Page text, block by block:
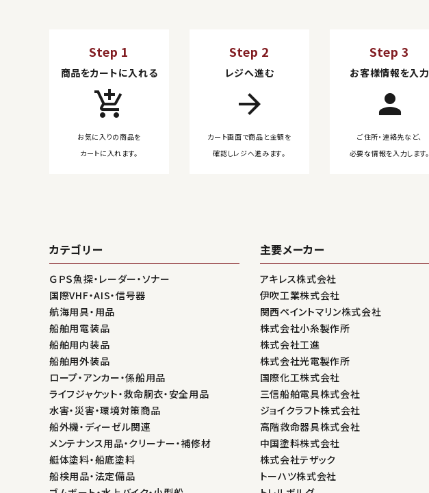
Step 1
商品をカートに入れる
add_shopping_cart
お気に入りの商品を
カートに入れます。
Step 2
レジへ進む
arrow_forward
カート画面で商品と金額を
確認しレジへ進みます。
Step 3
お客様情報を入力
person
ご住所・連絡先など、
必要な情報を入力します。
カテゴリー
ＧＰＳ魚探・レーダー・ソナー
国際VHF・AIS・信号器
航海用具・用品
船舶用電装品
船舶用内装品
船舶用外装品
ロープ・アンカー・係船用品
ライフジャケット・救命胴衣・安全用品
水害・災害・環境対策商品
船外機・ディーゼル関連
メンテナンス用品・クリーナー・補修材
艇体塗料・船底塗料
船検用品・法定備品
主要メーカー
アキレス株式会社
伊吹工業株式会社
関西ペイントマリン株式会社
株式会社小糸製作所
株式会社工進
株式会社光電製作所
国際化工株式会社
三信船舶電具株式会社
ジョイクラフト株式会社
高階救命器具株式会社
中国塗料株式会社
株式会社テザック
トーハツ株式会社